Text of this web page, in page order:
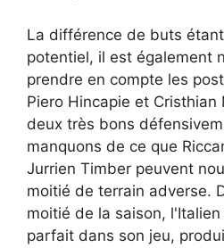
La différence de buts
potentiel, il est également
prendre en compte les
Piero Hincapie et
deux très bons
manquons de ce que
Jurrien Timber peuvent
moitié de terrain adverse.
moitié de la saison,
parfait dans son jeu,